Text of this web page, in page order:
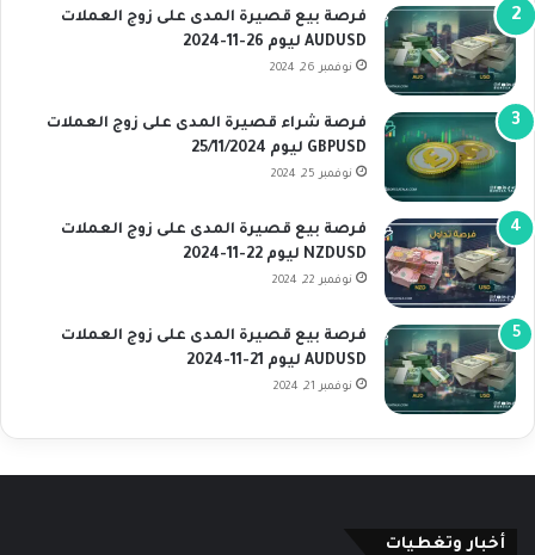
فرصة بيع قصيرة المدى على زوج العملات
AUDUSD ليوم 26-11-2024
نوفمبر 26, 2024
فرصة شراء قصيرة المدى على زوج العملات
GBPUSD ليوم 25/11/2024
نوفمبر 25, 2024
فرصة بيع قصيرة المدى على زوج العملات
NZDUSD ليوم 22-11-2024
نوفمبر 22, 2024
فرصة بيع قصيرة المدى على زوج العملات
AUDUSD ليوم 21-11-2024
نوفمبر 21, 2024
أخبار وتغطيات